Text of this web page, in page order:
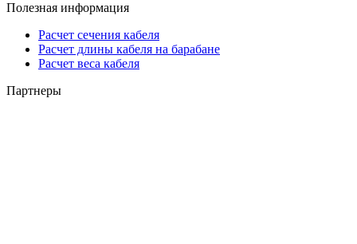
Полезная информация
Расчет сечения кабеля
Расчет длины кабеля на барабане
Расчет веса кабеля
Партнеры